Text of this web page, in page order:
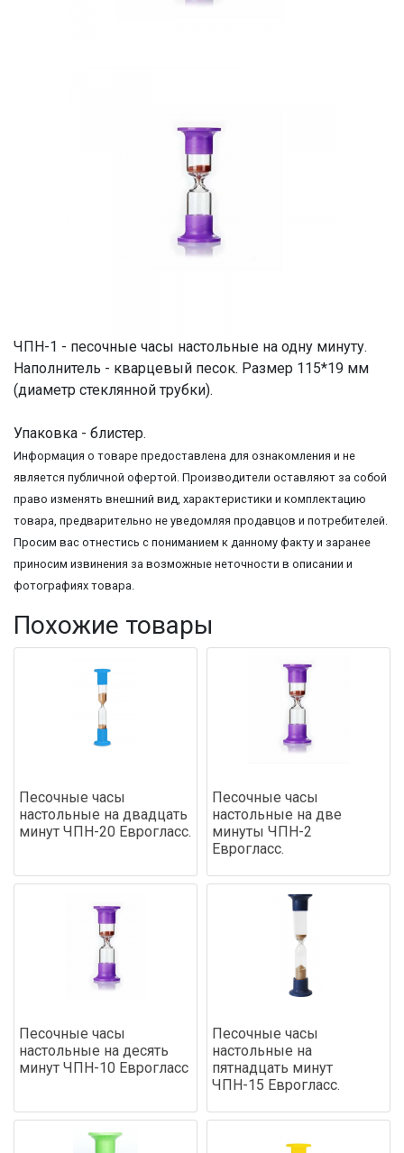
ЧПН-1 - песочные часы настольные на одну минуту.
Наполнитель - кварцевый песок. Размер 115*19 мм
(диаметр стеклянной трубки).
Упаковка - блистер.
Информация о товаре предоставлена для ознакомления и не
является публичной офертой. Производители оставляют за собой
право изменять внешний вид, характеристики и комплектацию
товара, предварительно не уведомляя продавцов и потребителей.
Просим вас отнестись с пониманием к данному факту и заранее
приносим извинения за возможные неточности в описании и
фотографиях товара.
Похожие товары
Песочные часы
настольные на двадцать
минут ЧПН-20 Еврогласс.
Песочные часы
настольные на две
минуты ЧПН-2
Еврогласс.
Песочные часы
настольные на десять
минут ЧПН-10 Еврогласс
Песочные часы
настольные на
пятнадцать минут
ЧПН-15 Еврогласс.